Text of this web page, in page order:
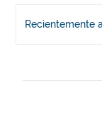
Recientemente